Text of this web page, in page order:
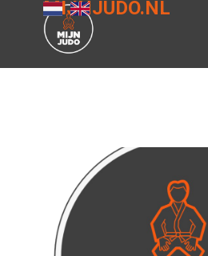
MIJNJUDO.NL